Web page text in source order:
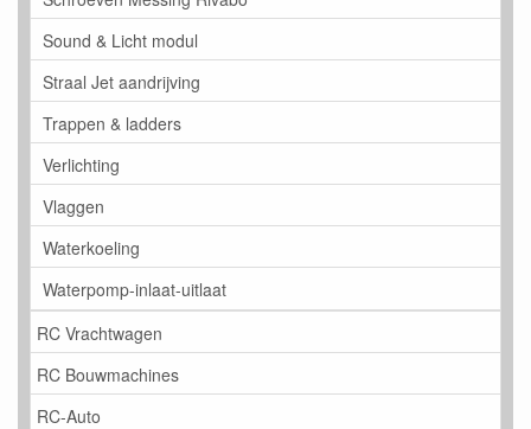
Sound & Licht modul
Straal Jet aandrijving
Trappen & ladders
Verlichting
Vlaggen
Waterkoeling
Waterpomp-inlaat-uitlaat
RC Vrachtwagen
RC Bouwmachines
RC-Auto